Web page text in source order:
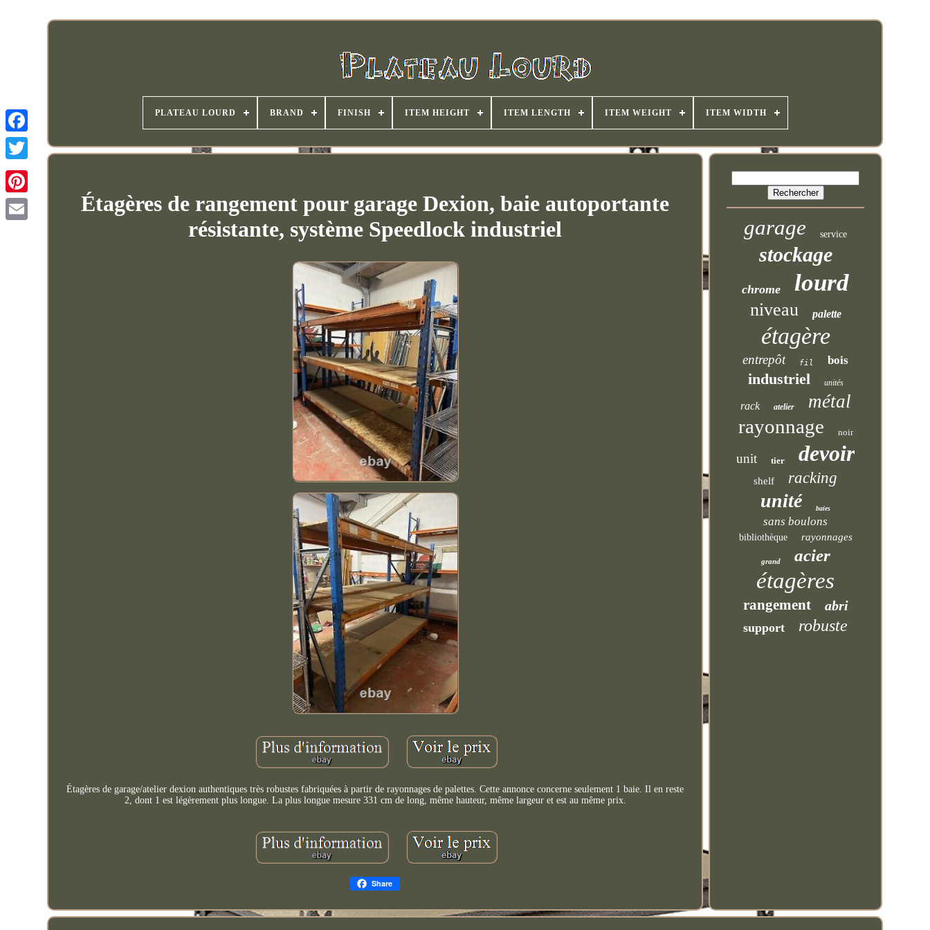
PLATEAU LOURD BRAND FINISH ITEM HEIGHT ITEM LENGTH ITEM WEIGHT ITEM WIDTH
Étagères de rangement pour garage Dexion, baie autoportante
résistante, système Speedlock industriel
Étagères de garage/atelier dexion authentiques très robustes fabriquées à partir de rayonnages de palettes. Cette annonce concerne seulement 1 baie. Il en reste
2, dont 1 est légèrement plus longue. La plus longue mesure 331 cm de long, même hauteur, même largeur et est au même prix.
Share
garage service
stockage
chrome lourd
niveau palette
étagère
entrepôt fil bois
industriel unités
rack atelier métal
rayonnage noir
unit tier devoir
shelf racking
unité baies
sans boulons
bibliothèque rayonnages
grand acier
étagères
rangement abri
support robuste